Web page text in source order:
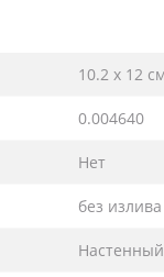
10.2 х 12 см
0.004640
Нет
без излива
Настенный